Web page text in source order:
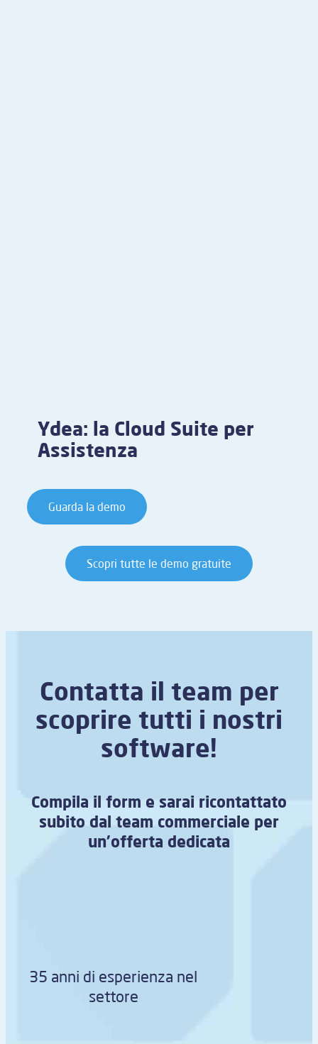
Ydea: la Cloud Suite per
Assistenza
Guarda la demo
Scopri tutte le demo gratuite
Contatta il team per
scoprire tutti i nostri
software!
Compila il form e sarai ricontattato
subito dal team commerciale per
un’offerta dedicata
35 anni di esperienza nel
settore